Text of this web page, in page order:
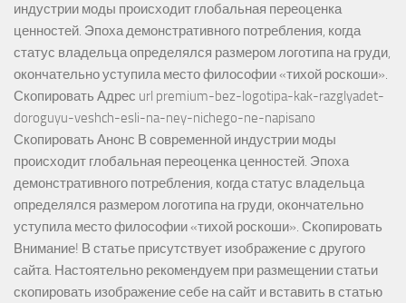
индустрии моды происходит глобальная переоценка
ценностей. Эпоха демонстративного потребления, когда
статус владельца определялся размером логотипа на груди,
окончательно уступила место философии «тихой роскоши».
Скопировать Адрес url premium-bez-logotipa-kak-razglyadet-
doroguyu-veshch-esli-na-ney-nichego-ne-napisano
Скопировать Анонс В современной индустрии моды
происходит глобальная переоценка ценностей. Эпоха
демонстративного потребления, когда статус владельца
определялся размером логотипа на груди, окончательно
уступила место философии «тихой роскоши». Скопировать
Внимание! В статье присутствует изображение с другого
сайта. Настоятельно рекомендуем при размещении статьи
скопировать изображение себе на сайт и вставить в статью